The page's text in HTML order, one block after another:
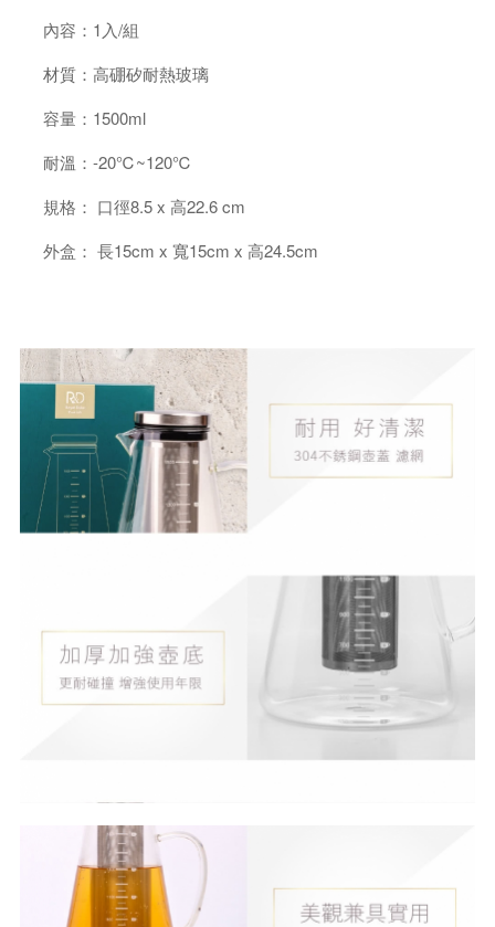
內容：1入/組
材質：高硼矽耐熱玻璃
容量：1500ml
耐溫：-20℃~120℃
規格： 口徑8.5 x 高22.6 cm
外盒： 長15cm x 寬15cm x 高24.5cm